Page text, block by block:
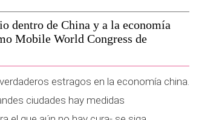
dentro de China y a la economía
Mobile World Congress de
estragos en la economía china.
ciudades hay medidas